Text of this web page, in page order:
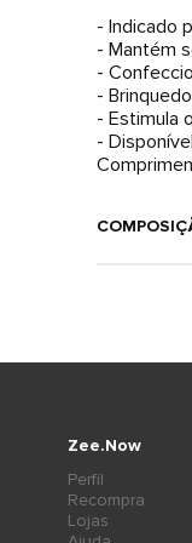
- Indicado
- Mantém
-
-
- Estimula
-
Zee.Now
Perfil
Recompra
Lojas